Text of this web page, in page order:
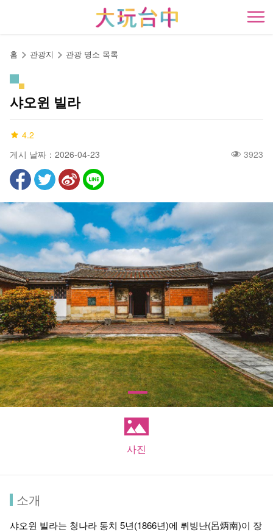
開
홈 관광지 관광 명소 목록
샤오윈 빌라
4.2
게시 날짜：2026-04-23
3923
사진
소개
샤오윈 빌라는 청나라 동치 5년(1866년)에 뤼빙난(呂炳南)이 장